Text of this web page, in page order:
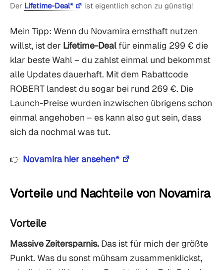
Der Lifetime-Deal* ist eigentlich schon zu günstig!
Mein Tipp: Wenn du Novamira ernsthaft nutzen
willst, ist der Lifetime-Deal für einmalig 299 € die
klar beste Wahl – du zahlst einmal und bekommst
alle Updates dauerhaft. Mit dem Rabattcode
ROBERT landest du sogar bei rund 269 €. Die
Launch-Preise wurden inzwischen übrigens schon
einmal angehoben – es kann also gut sein, dass
sich da nochmal was tut.
👉 Novamira hier ansehen*
Vorteile und Nachteile von Novamira
Vorteile
Massive Zeitersparnis. Das ist für mich der größte
Punkt. Was du sonst mühsam zusammenklickst,